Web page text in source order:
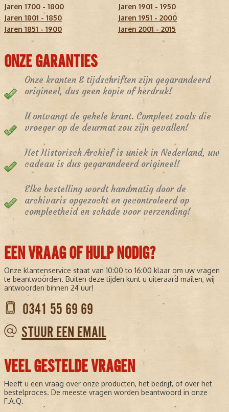
Jaren 1700 - 1800
Jaren 1801 - 1850
Jaren 1851 - 1900
Jaren 1901 - 1950
Jaren 1951 - 2000
Jaren 2001 - 2015
ONZE GARANTIES
Onze kranten & tijdschriften zijn gegarandeerd
origineel, dus geen kopie of herdruk!
U ontvangt de gehele krant. Compleet zoals die
vroeger op de deurmat zou zijn gevallen!
Het Historisch Archief is uniek in Nederland, uw
cadeau is dus gegarandeerd origineel!
Elke bestelling wordt handmatig door de
archivaris opgezocht en gecontroleerd op
compleetheid en schade voor verzending!
EEN VRAAG OF HULP NODIG?
Onze klantenservice staat van 10:00 to 16:00 klaar om uw vragen
te beantwoorden. Buiten deze tijden kunt u uiteraard mailen, wij
antwoorden binnen 24 uur!
0341 55 69 69
STUUR EEN EMAIL
VEEL GESTELDE VRAGEN
Heeft u een vraag over onze producten, het bedrijf, of over het
bestelproces. De meeste vragen worden beantwoord in onze
F.A.Q.